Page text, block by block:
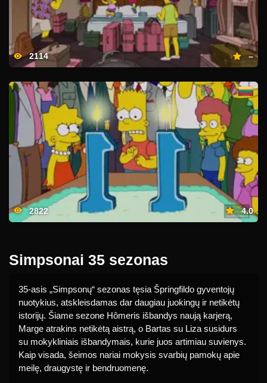
2114 –
2822 4.0
Simpsonai 35 sezonas
35-asis „Simpsonų“ sezonas tęsia Špringfildo gyventojų
nuotykius, atskleisdamas dar daugiau juokingų ir netikėtų
istorijų. Šiame sezone Hômeris išbandys naują karjerą,
Marge atrakins netikėtą aistrą, o Bartas su Liza susidurs
su mokykliniais išbandymais, kurie juos artimiau suvienys.
Kaip visada, šeimos nariai mokysis svarbių pamokų apie
meilę, draugystę ir bendruomenę.